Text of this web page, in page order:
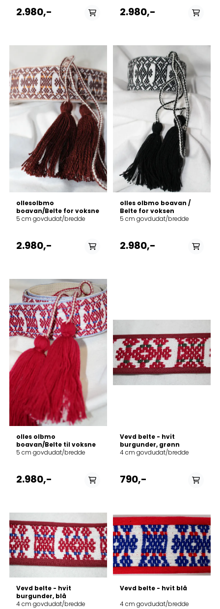
2.980,- 2.980,-
ollesolbmo
boavan/Belte for voksne
5 cm govdudat/bredde
2.980,-
olles olbmo boavan /
Belte for voksen
5 cm govdudat/bredde
2.980,-
olles olbmo
boavan/Belte til voksne
5 cm govdudat/bredde
2.980,-
På lager i
74-90 cm, 91-104 cm,
105-120 cm, 121-135 cm
Vevd belte - hvit
burgunder, grønn
4 cm govdudat/bredde
790,-
På lager i
70 cm, 80 cm, 90 cm,
100 cm, 110 cm, 120 cm
Vevd belte - hvit
burgunder, blå
4 cm govdudat/bredde
På lager i
70 cm, 80 cm, 90 cm,
100 cm, 110 cm, 120 cm
Vevd belte - hvit blå
4 cm govdudat/bredde
På lager i
På lager i
70 cm, 80 cm, 90 cm,
100 cm, 110 cm, 120 cm
På lager i
70 cm, 80 cm, 90 cm,
100 cm, 110 cm, 120 cm